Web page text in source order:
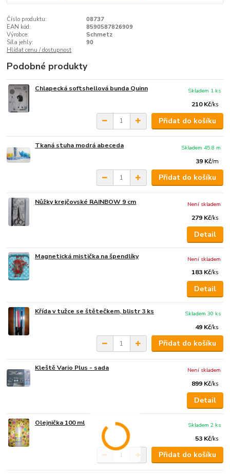
Číslo produktu:
08737
EAN kód:
8590587826909
Výrobce:
Schmetz
Síla jehly:
90
Hlídat cenu / dostupnost
Podobné produkty
Chlapecká softshellová bunda Quinn
210 Kč/ks
Skladem 1 ks
Přidat do košíku
Tkaná stuha modrá abeceda
39 Kč/m
Skladem 45.8 m
Přidat do košíku
Nůžky krejčovské RAINBOW 9 cm
279 Kč/ks
Není skladem
Detail
Magnetická mistička na špendlíky
183 Kč/ks
Není skladem
Detail
Křída v tužce se štětečkem, blistr 3 ks
49 Kč/ks
Skladem 30 ks
Přidat do košíku
Kleště Vario Plus - sada
899 Kč/ks
Není skladem
Detail
Olejnička 100 ml
53 Kč/ks
Skladem 2 ks
Přidat do košíku